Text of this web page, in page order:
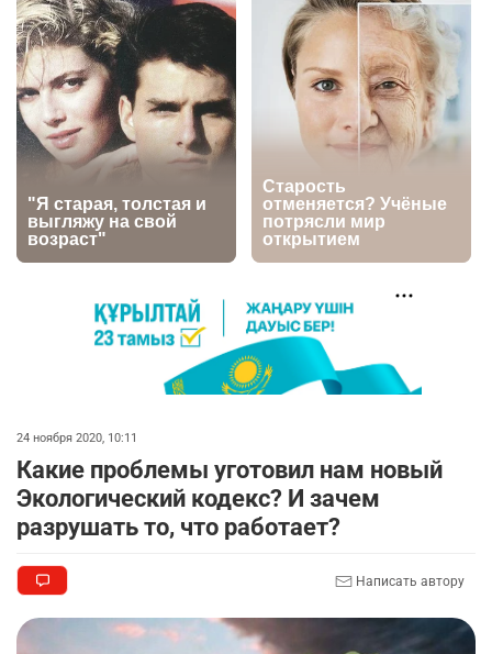
2680 0 1
5
🗣Глава государства направил телеграмму
соболезнования родным и близким Халық
қаһарманы Ивана Гапича
2690 2 42
6
🇫🇷 Клуб ПСЖ объявил об открытии своей
футбольной академии в Астане
🚗 Казахстанцев убедили оформить
автокредиты за вознаграждение
2679 0 11
2343
9
🤔 "Буллинг никуда не исчез". Что показала
экспертная оценка госпрограммы "ДосболLike"
2315 2 14
10
🐏 Скота больше, а мясо дороже. Почему в
баранину и конину
24 ноября 2020, 10:11
Какие проблемы уготовил нам новый
Экологический кодекс? И зачем
разрушать то, что работает?
Написать автору